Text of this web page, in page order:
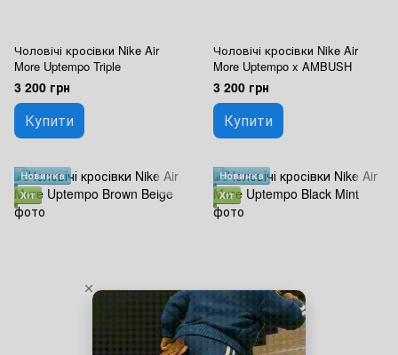
Чоловічі кросівки Nike Air
More Uptempo Triple
3 200 грн
Купити
Чоловічі кросівки Nike Air
More Uptempo x AMBUSH
3 200 грн
Купити
Новинка
Хіт
Новинка
Хіт